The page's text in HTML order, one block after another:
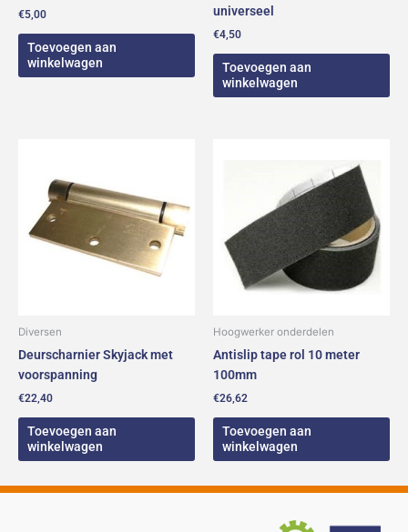
€5,00
Toevoegen aan
winkelwagen
universeel
€4,50
Toevoegen aan
winkelwagen
Diversen
Deurscharnier Skyjack met
voorspanning
€22,40
Toevoegen aan
winkelwagen
Hoogwerker onderdelen
Antislip tape rol 10 meter
100mm
€26,62
Toevoegen aan
winkelwagen